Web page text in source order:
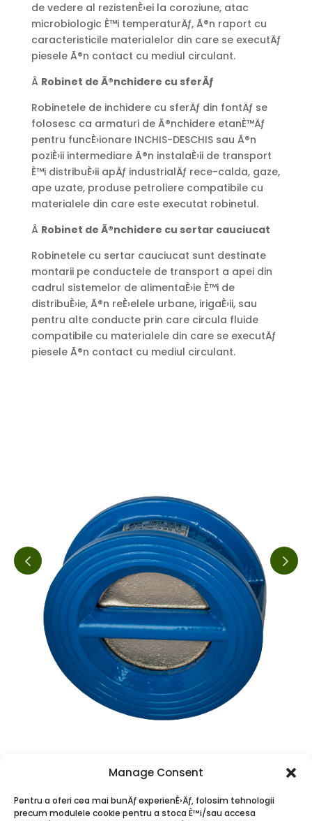
Manage Consent
Pentru a oferi cea mai bunÄƒ experienÈ›Äƒ, folosim tehnologii
precum modulele cookie pentru a stoca È™i/sau accesa
de vedere al rezistenÈ›ei la coroziune, atac
microbiologic È™i temperaturÄƒ, Ã®n raport cu
caracteristicile materialelor din care se executÄƒ
piesele Ã®n contact cu mediul circulant.
Â Robinet de Ã®nchidere cu sferÄƒ
Robinetele de inchidere cu sferÄƒ din fontÄƒ se
folosesc ca armaturi de Ã®nchidere etanÈ™Äƒ
pentru funcÈ›ionare INCHIS-DESCHIS sau Ã®n
poziÈ›ii intermediare Ã®n instalaÈ›ii de transport
È™i distribuÈ›ii apÄƒ industrialÄƒ rece-calda, gaze,
ape uzate, produse petroliere compatibile cu
materialele din care este executat robinetul.
Â Robinet de Ã®nchidere cu sertar cauciucat
Robinetele cu sertar cauciucat sunt destinate
montarii pe conductele de transport a apei din
cadrul sistemelor de alimentaÈ›ie È™i de
distribuÈ›ie, Ã®n reÈ›elele urbane, irigaÈ›ii, sau
pentru alte conducte prin care circula fluide
compatibile cu materialele din care se executÄƒ
piesele Ã®n contact cu mediul circulant.